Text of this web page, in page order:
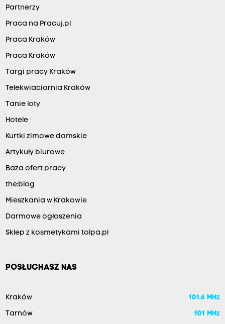
Partnerzy
Praca na Pracuj.pl
Praca Kraków
Praca Kraków
Targi pracy Kraków
Telekwiaciarnia Kraków
Tanie loty
Hotele
Kurtki zimowe damskie
Artykuły biurowe
Baza ofert pracy
the:blog
Mieszkania w Krakowie
Darmowe ogłoszenia
Sklep z kosmetykami tolpa.pl
POSŁUCHASZ NAS
Kraków 101.6 MHz
Tarnów 101 MHz